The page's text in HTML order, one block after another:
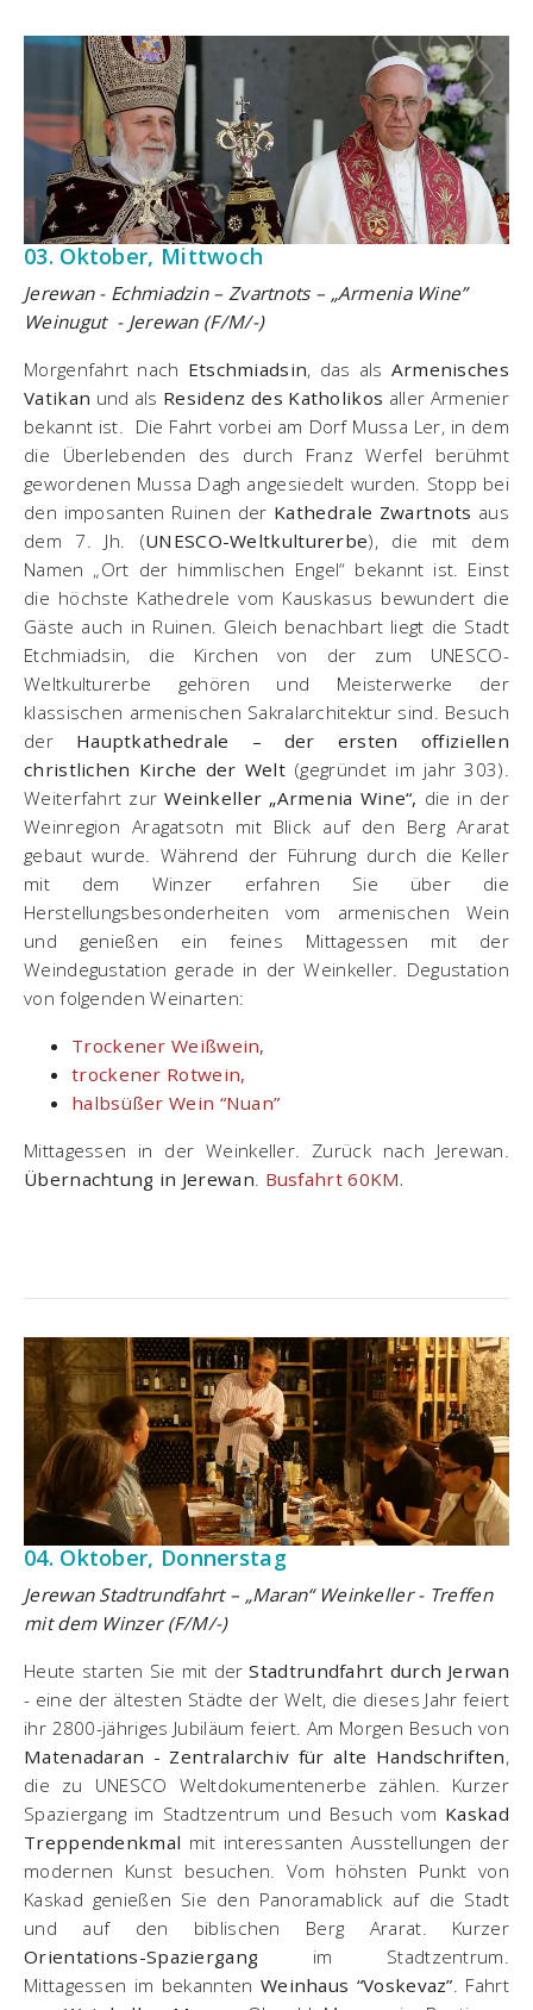
03. Oktober, Mittwoch
Jerewan - Echmiadzin – Zvartnots – „Armenia Wine”
Weinugut - Jerewan (F/M/-)
Morgenfahrt nach Etschmiadsin, das als Armenisches
Vatikan und als Residenz des Katholikos aller Armenier
bekannt ist. Die Fahrt vorbei am Dorf Mussa Ler, in dem
die Überlebenden des durch Franz Werfel berühmt
gewordenen Mussa Dagh angesiedelt wurden. Stopp bei
den imposanten Ruinen der Kathedrale Zwartnots aus
dem 7. Jh. (UNESCO-Weltkulturerbe), die mit dem
Namen „Ort der himmlischen Engel“ bekannt ist. Einst
die höchste Kathedrele vom Kauskasus bewundert die
Gäste auch in Ruinen. Gleich benachbart liegt die Stadt
Etchmiadsin, die Kirchen von der zum UNESCO-
Weltkulturerbe gehören und Meisterwerke der
klassischen armenischen Sakralarchitektur sind. Besuch
der Hauptkathedrale – der ersten offiziellen
christlichen Kirche der Welt (gegründet im jahr 303).
Weiterfahrt zurWeinkeller „Armenia Wine“, die in der
Weinregion Aragatsotn mit Blick auf den Berg Ararat
gebaut wurde. Während der Führung durch die Keller
mit dem Winzer erfahren Sie über die
Herstellungsbesonderheiten vom armenischen Wein
und genießen ein feines Mittagessen mit der
Weindegustation gerade in der Weinkeller. Degustation
von folgenden Weinarten:
Trockener Weißwein,
trockener Rotwein,
halbsüßer Wein “Nuan”
Mittagessen in der Weinkeller. Zurück nach Jerewan.
Übernachtung in Jerewan. Busfahrt 60KM.
04. Oktober, Donnerstag
Jerewan Stadtrundfahrt – „Maran“ Weinkeller - Treffen
mit dem Winzer (F/M/-)
Heute starten Sie mit derStadtrundfahrt durch Jerwan
- eine der ältesten Städte der Welt, die dieses Jahr feiert
ihr 2800-jähriges Jubiläum feiert. Am Morgen Besuch von
Matenadaran - Zentralarchiv für alte Handschriften,
die zu UNESCO Weltdokumentenerbe zählen. Kurzer
Spaziergang im Stadtzentrum und Besuch vom Kaskad
Treppendenkmal mit interessanten Ausstellungen der
modernen Kunst besuchen. Vom höhsten Punkt von
Kaskad genießen Sie den Panoramablick auf die Stadt
und auf den biblischen Berg Ararat. Kurzer
Orientations-Spaziergang im Stadtzentrum.
Mittagessen im bekannten Weinhaus “Voskevaz”. Fahrt